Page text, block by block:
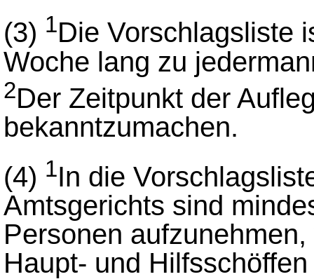
(3) 1Die Vorschlagsliste
Woche lang zu
2Der Zeitpunkt der
bekanntzumachen.
(4) 1In die
Amtsgerichts sind
Personen
Haupt- und